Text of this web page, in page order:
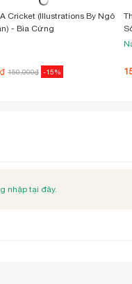
Cricket (Illustrations By Ngô
- Bìa Cứng
₫ 150,000₫ -15%
nhập tại đây.